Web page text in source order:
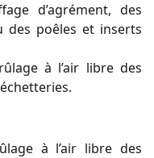
age d’agrément, des
des poêles et inserts
à l’air libre des
à l’air libre des